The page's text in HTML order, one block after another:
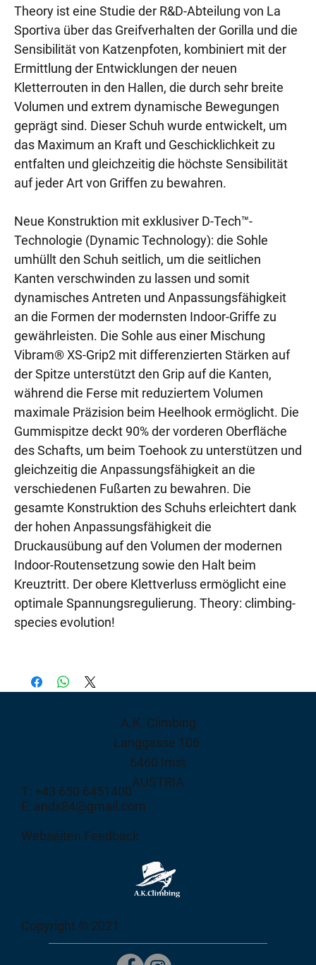
Theory ist eine Studie der R&D-Abteilung von La
Sportiva über das Greifverhalten der Gorilla und die
Sensibilität von Katzenpfoten, kombiniert mit der
Ermittlung der Entwicklungen der neuen
Kletterrouten in den Hallen, die durch sehr breite
Volumen und extrem dynamische Bewegungen
geprägt sind. Dieser Schuh wurde entwickelt, um
das Maximum an Kraft und Geschicklichkeit zu
entfalten und gleichzeitig die höchste Sensibilität
auf jeder Art von Griffen zu bewahren.
Neue Konstruktion mit exklusiver D-Tech™-
Technologie (Dynamic Technology): die Sohle
umhüllt den Schuh seitlich, um die seitlichen
Kanten verschwinden zu lassen und somit
dynamisches Antreten und Anpassungsfähigkeit
an die Formen der modernsten Indoor-Griffe zu
gewährleisten. Die Sohle aus einer Mischung
Vibram® XS-Grip2 mit differenzierten Stärken auf
der Spitze unterstützt den Grip auf die Kanten,
während die Ferse mit reduziertem Volumen
maximale Präzision beim Heelhook ermöglicht. Die
Gummispitze deckt 90% der vorderen Oberfläche
des Schafts, um beim Toehook zu unterstützen und
gleichzeitig die Anpassungsfähigkeit an die
verschiedenen Fußarten zu bewahren. Die
gesamte Konstruktion des Schuhs erleichtert dank
der hohen Anpassungsfähigkeit die
Druckausübung auf den Volumen der modernen
Indoor-Routensetzung sowie den Halt beim
Kreuztritt. Der obere Klettverluss ermöglicht eine
optimale Spannungsregulierung. Theory: climbing-
species evolution!
A.K. Climbing
Langgasse 106
6460 Imst
AUSTRIA
T: +43 650 6451400
E: andx84@gmail.com
Webseiten Feedback
Copyright © 2021